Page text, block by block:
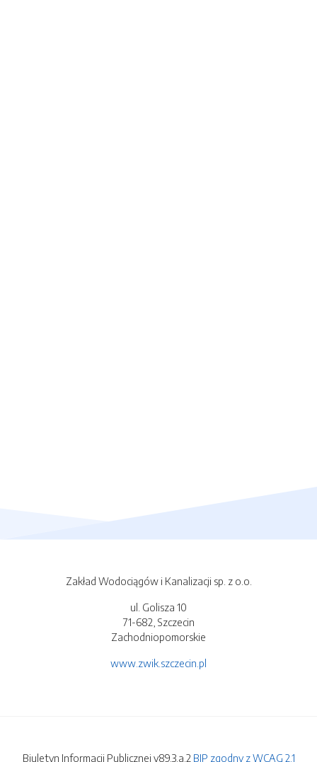
Zakład Wodociągów i Kanalizacji sp. z o.o.
ul. Golisza 10
71-682, Szczecin
Zachodniopomorskie
www.zwik.szczecin.pl
Biuletyn Informacji Publicznej v89.3.a.2 BIP zgodny z WCAG 2.1